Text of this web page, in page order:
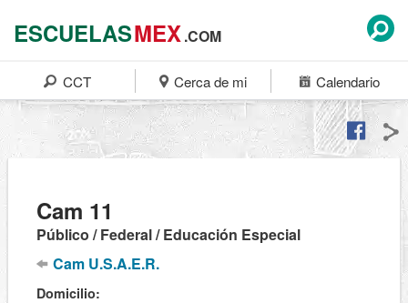
ESCUELASMEX.COM
CCT Cerca de mi Calendario
Cam 11
Público / Federal / Educación Especial
Cam U.S.A.E.R.
Domicilio: